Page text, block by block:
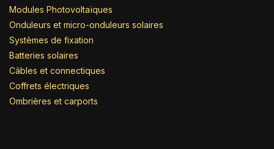
Modules Photovoltaïques
Onduleurs et micro-onduleurs solaires
Systèmes de fixation
Batteries solaires
Câbles et connectiques
Coffrets électriques
Ombrières et carports